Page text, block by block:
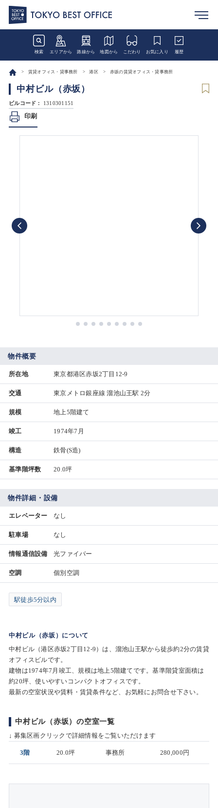
検索 エリアから 路線から 地図から こだわり お気に入り 履歴
賃貸オフィス・貸事務所 港区 赤坂の賃貸オフィス・貸事務所
中村ビル（赤坂）
ビルコード： 1310301151
印刷
物件概要
所在地 東京都港区赤坂2丁目12-9
交通 東京メトロ銀座線 溜池山王駅 2分
規模 地上5階建て
竣工 1974年7月
構造 鉄骨(S造)
基準階坪数 20.0坪
物件詳細・設備
エレベーター なし
駐車場 なし
情報通信設備 光ファイバー
空調 個別空調
駅徒歩5分以内
中村ビル（赤坂）について
中村ビル（港区赤坂2丁目12-9）は、溜池山王駅から徒歩約2分の賃貸
オフィスビルです。
建物は1974年7月竣工、規模は地上5階建てです。基準階貸室面積は
約20坪、使いやすいコンパクトオフィスです。
最新の空室状況や賃料・賃貸条件など、お気軽にお問合せ下さい。
中村ビル（赤坂）の空室一覧
↓ 募集区画クリックで詳細情報をご覧いただけます
3階 20.0坪 事務所 280,000円